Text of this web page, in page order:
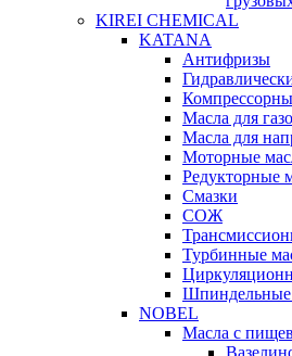
KIREI CHEMICAL
KATANA
Антифризы
Масла для
Масла для
Моторные
Редукторные
Смазки
СОЖ
Турбинные
Шпиндельные
NOBEL
Масла с